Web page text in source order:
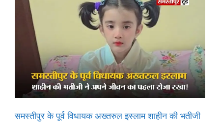
समस्तीपुर के पूर्व विधायक अख्तरुल इस्लाम शाहीन की भतीजी